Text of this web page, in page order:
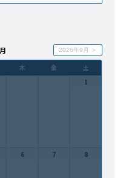
2026年9月 ＞
木 金
土
1
6 7 8